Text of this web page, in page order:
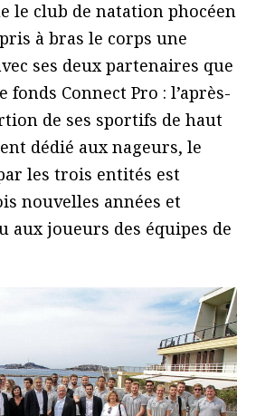
le club de natation phocéen
à bras le corps une
ses deux partenaires que
fonds Connect Pro : l’après-
de ses sportifs de haut
dédié aux nageurs, le
les trois entités est
nouvelles années et
aux joueurs des équipes de